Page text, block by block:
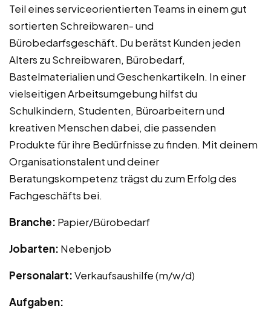
Teil eines serviceorientierten Teams in einem gut
sortierten Schreibwaren- und
Bürobedarfsgeschäft. Du berätst Kunden jeden
Alters zu Schreibwaren, Bürobedarf,
Bastelmaterialien und Geschenkartikeln. In einer
vielseitigen Arbeitsumgebung hilfst du
Schulkindern, Studenten, Büroarbeitern und
kreativen Menschen dabei, die passenden
Produkte für ihre Bedürfnisse zu finden. Mit deinem
Organisationstalent und deiner
Beratungskompetenz trägst du zum Erfolg des
Fachgeschäfts bei.
Branche: Papier/Bürobedarf
Jobarten: Nebenjob
Personalart:Verkaufsaushilfe (m/w/d)
Aufgaben: